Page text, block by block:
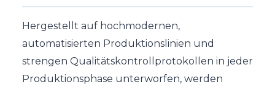
Hergestellt auf hochmodernen,
automatisierten Produktionslinien und
strengen Qualitätskontrollprotokollen in jeder
Produktionsphase unterworfen, werden